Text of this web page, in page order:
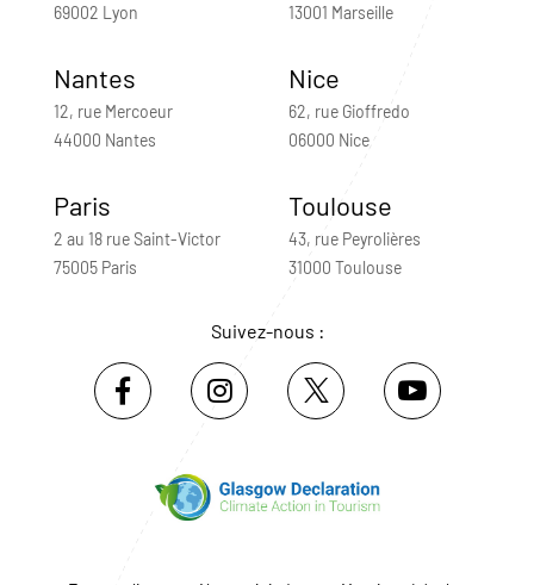
69002 Lyon
13001 Marseille
Nantes
12, rue Mercoeur
44000 Nantes
Nice
62, rue Gioffredo
06000 Nice
Paris
2 au 18 rue Saint-Victor
75005 Paris
Toulouse
43, rue Peyrolières
31000 Toulouse
Suivez-nous :